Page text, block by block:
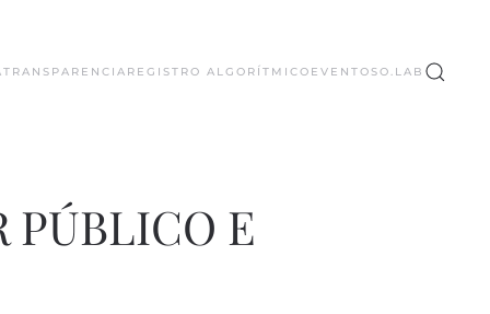
TRANSPARENCIA REGISTRO ALGORÍTMICO EVENTOSO.LAB
PÚBLICO E